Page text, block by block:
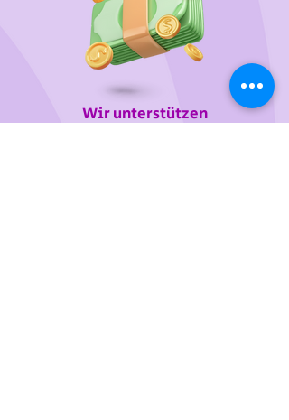
Wir unterstützen